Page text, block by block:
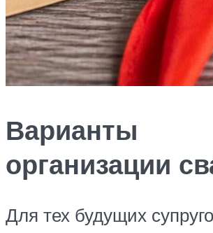
Варианты
организации
Для тех будущих